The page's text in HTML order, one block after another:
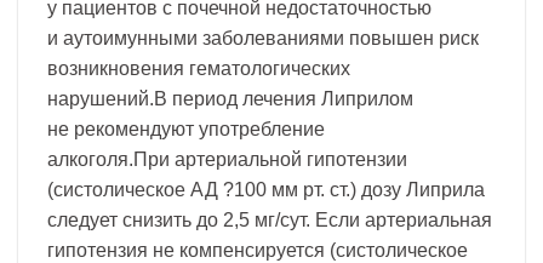
у пациентов с почечной недостаточностью
и аутоимунными заболеваниями повышен риск
возникновения гематологических
нарушений.В период лечения Липрилом
не рекомендуют употребление
алкоголя.При артериальной гипотензии
(систолическое АД ?100 мм рт. ст.) дозу Липрила
следует снизить до 2,5 мг/сут. Если артериальная
гипотензия не компенсируется (систолическое